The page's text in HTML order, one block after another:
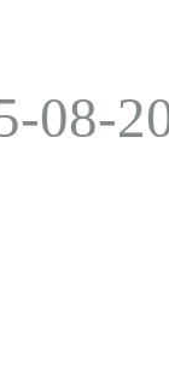
08-